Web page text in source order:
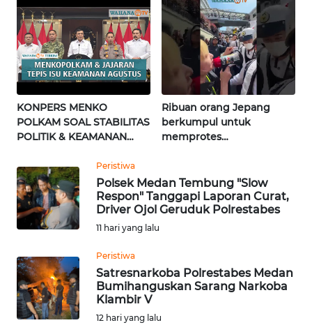
KONPERS MENKO
POLKAM SOAL STABILITAS
POLITIK & KEAMANAN
Terkini
Ribuan orang Jepang
berkumpul untuk
memprotes
Peristiwa
Polsek Medan Tembung "Slow
Respon" Tanggapi Laporan Curat,
Driver Ojol Geruduk Polrestabes
11 hari yang lalu
Peristiwa
Satresnarkoba Polrestabes Medan
Bumihanguskan Sarang Narkoba
Klambir V
12 hari yang lalu
WN
KALTARA
WN
KALSEL
WN
KALTIM
WN
SULSEL
WN
WN
SULUT